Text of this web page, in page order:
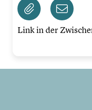
Link in der